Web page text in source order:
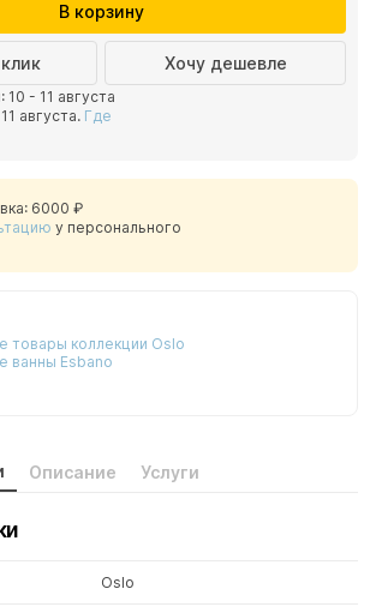
В корзину
Хочу дешевле
- 11 августа
августа. Где
6000 ₽
у персонального
товары коллекции Oslo
ванны Esbano
Описание Услуги
Oslo